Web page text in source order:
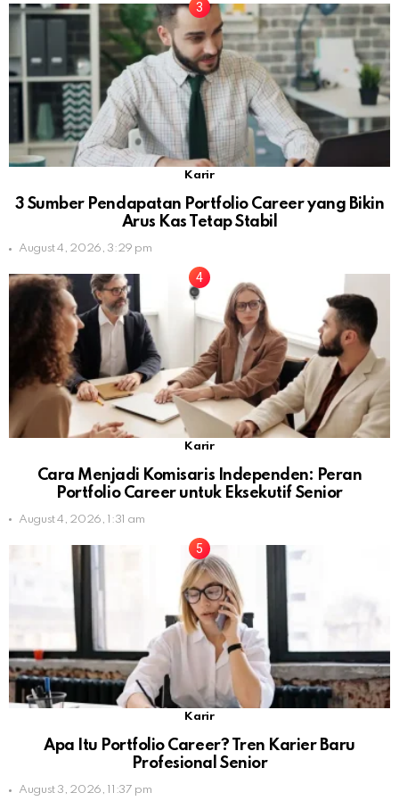
Karir
3 Sumber Pendapatan Portfolio Career yang Bikin
Arus Kas Tetap Stabil
August 4, 2026, 3:29 pm
Karir
Cara Menjadi Komisaris Independen: Peran
Portfolio Career untuk Eksekutif Senior
August 4, 2026, 1:31 am
Karir
Apa Itu Portfolio Career? Tren Karier Baru
Profesional Senior
August 3, 2026, 11:37 pm